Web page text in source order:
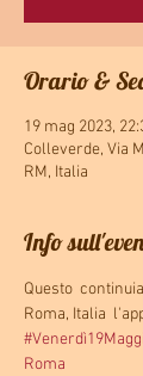
Orario &
19 mag 2023,
Colleverde, Via
RM, Italia
Info
Questo
Roma, Italia
Roma